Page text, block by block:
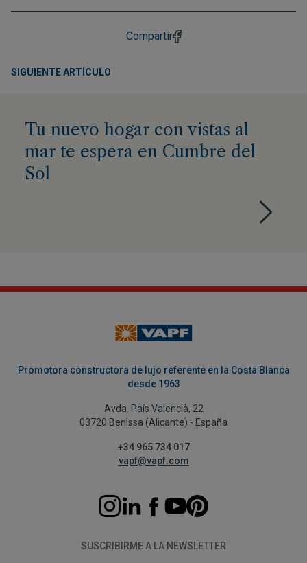
Compartir
SIGUIENTE ARTÍCULO
Tu nuevo hogar con vistas al
mar te espera en Cumbre del
Sol
Promotora constructora de lujo referente en la Costa Blanca
desde 1963
Avda. País Valencià, 22
03720 Benissa (Alicante) - España
+34 965 734 017
vapf@vapf.com
SUSCRIBIRME A LA NEWSLETTER